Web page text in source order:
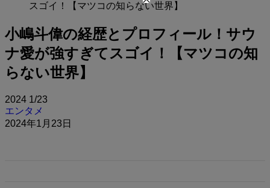
スゴイ！【マツコの知らない世界】
小嶋斗偉の経歴とプロフィール！サウ
ナ愛が強すぎてスゴイ！【マツコの知
らない世界】
2024 1/23
エンタメ
2024年1月23日